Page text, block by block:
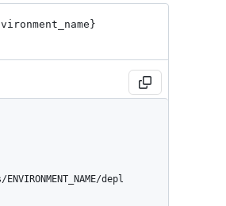
name}
depl